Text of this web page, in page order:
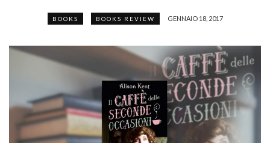
BOOKS BOOKS REVIEW GENNAIO 18, 2017